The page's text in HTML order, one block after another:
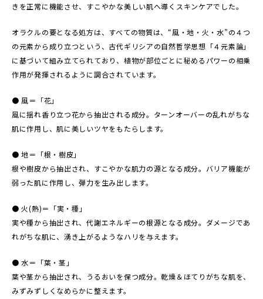
きを正常に機能させ、すこやかな美しい肌へ導くスキンケアでした。
オラクルの要となる処方は、すべての物質は、“風・地・火・水”の４つ
の元素から成り立つという、古代ギリシアの自然哲学思想「４元素論」
に基づいて組み立てられており、植物が部位ごとに秘めるパワーの相乗
作用が発揮されるように調合されています。
● 風＝「花」
風に揺れ香り立つ花から抽出される成分。ターンオーバーの乱れがちな
肌に作用し、肌に美しいツヤをもたらします。
● 地＝「根・樹皮」
根や樹皮から抽出され、すこやかな肌力の源となる成分。バリア機能が
弱った肌に作用し、弾力を生み出します。
● 火(熱)＝「実・種」
実や種から抽出され、代謝エネルギーの根源となる成分。ダメージであ
れがちな肌に、湧き上がるようなハリを与えます。
● 水＝「葉・茎」
葉や茎から抽出され、うるおいを保つ成分。乾燥＆ほてりがちな肌を、
みずみずしくなめらかに整えます。